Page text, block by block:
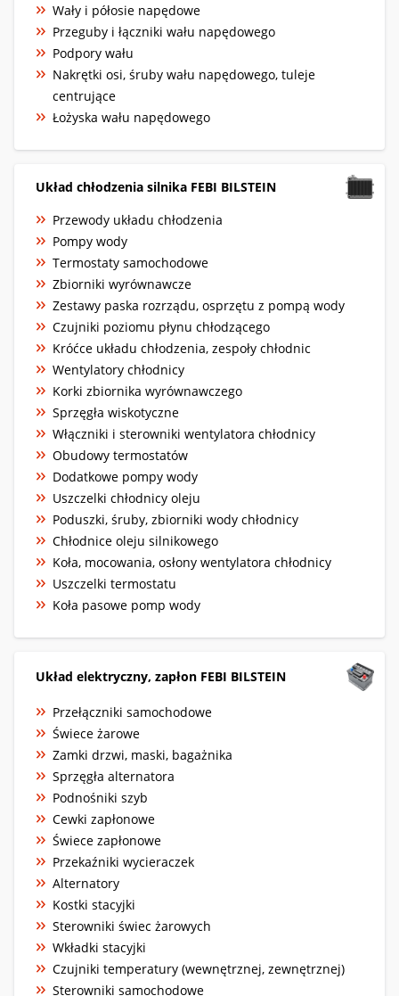
Wały i półosie napędowe
Przeguby i łączniki wału napędowego
Podpory wału
Nakrętki osi, śruby wału napędowego, tuleje
centrujące
Łożyska wału napędowego
Układ chłodzenia silnika FEBI BILSTEIN
Przewody układu chłodzenia
Pompy wody
Termostaty samochodowe
Zbiorniki wyrównawcze
Zestawy paska rozrządu, osprzętu z pompą wody
Czujniki poziomu płynu chłodzącego
Króćce układu chłodzenia, zespoły chłodnic
Wentylatory chłodnicy
Korki zbiornika wyrównawczego
Sprzęgła wiskotyczne
Włączniki i sterowniki wentylatora chłodnicy
Obudowy termostatów
Dodatkowe pompy wody
Uszczelki chłodnicy oleju
Poduszki, śruby, zbiorniki wody chłodnicy
Chłodnice oleju silnikowego
Koła, mocowania, osłony wentylatora chłodnicy
Uszczelki termostatu
Koła pasowe pomp wody
Układ elektryczny, zapłon FEBI BILSTEIN
Przełączniki samochodowe
Świece żarowe
Zamki drzwi, maski, bagażnika
Sprzęgła alternatora
Podnośniki szyb
Cewki zapłonowe
Świece zapłonowe
Przekaźniki wycieraczek
Alternatory
Kostki stacyjki
Sterowniki świec żarowych
Wkładki stacyjki
Czujniki temperatury (wewnętrznej, zewnętrznej)
Sterowniki samochodowe